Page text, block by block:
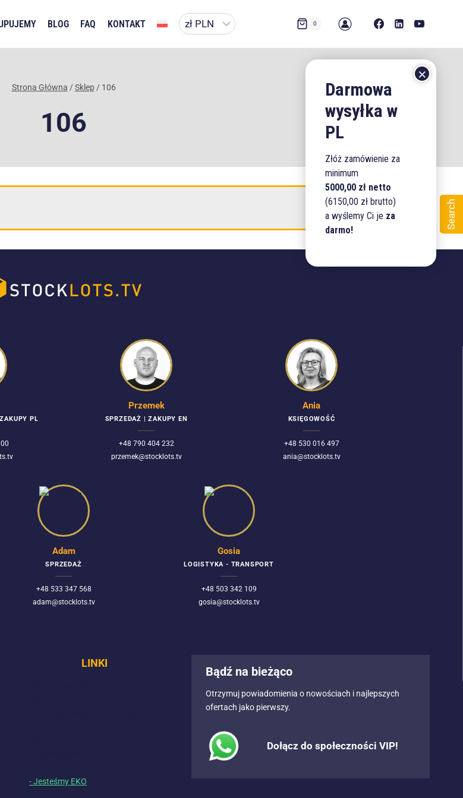
BLOG FAQ KONTAKT 0
Strona Główna / Sklep / 106
106
PL
Przemek
SPRZEDAŻ | ZAKUPY EN
+48 790 404 232
przemek@stocklots.tv
Ania
KSIĘGOWOŚĆ
+48 530 016 497
ania@stocklots.tv
Adam
SPRZEDAŻ
+48 533 347 568
adam@stocklots.tv
Gosia
LOGISTYKA - TRANSPORT
+48 503 342 109
gosia@stocklots.tv
LINKI
- Jesteśmy EKO
Bądź na bieżąco
Otrzymuj powiadomienia o nowościach i najlepszych
ofertach jako pierwszy.
Dołącz do społeczności VIP!
Złóż zamówienie za
minimum
5000,00 zł netto
(6150,00 zł brutto)
a wyślemy Ci je za
darmo!
Search